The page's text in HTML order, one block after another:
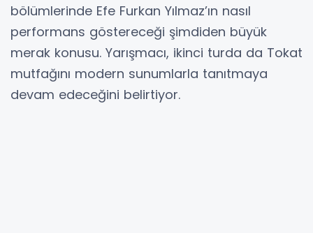
bölümlerinde Efe Furkan Yılmaz’ın nasıl
performans göstereceği şimdiden büyük
merak konusu. Yarışmacı, ikinci turda da Tokat
mutfağını modern sunumlarla tanıtmaya
devam edeceğini belirtiyor.